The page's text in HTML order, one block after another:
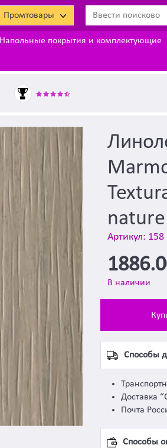
Промтовары
Напольные покрытия и комплектующие
nature
Артикул: 158
В наличии
Способы
Доставка
Почта
Способы